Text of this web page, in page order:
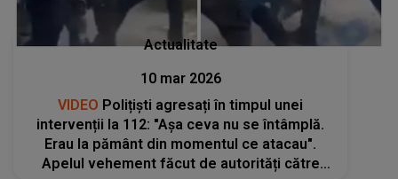
Actualitate
10 mar 2026
VIDEO Polițiști agresați în timpul unei
intervenții la 112: "Așa ceva nu se întâmplă.
Erau la pământ din momentul ce atacau".
Apelul vehement făcut de autorități către